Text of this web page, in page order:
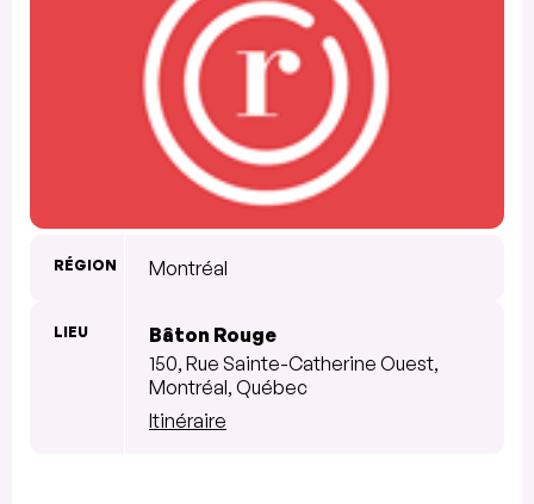
RÉGION Montréal
LIEU
Bâton Rouge
150, Rue Sainte-Catherine Ouest,
Montréal, Québec
Itinéraire